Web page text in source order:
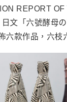
REPORT
文「六號酵母
六款作品，六枝